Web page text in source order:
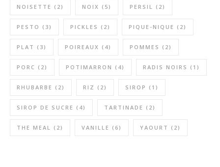
NOISETTE (2) NOIX (5) PERSIL (2)
PESTO (3) PICKLES (2) PIQUE-NIQUE (2)
PLAT (3) POIREAUX (4) POMMES (2)
PORC (2) POTIMARRON (4) RADIS NOIRS (1)
RHUBARBE (2) RIZ (2) SIROP (1)
SIROP DE SUCRE (4) TARTINADE (2)
THE MEAL (2) VANILLE (6) YAOURT (2)